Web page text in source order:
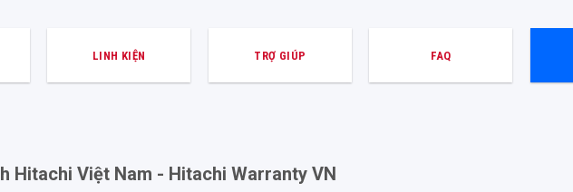
LINH KIỆN TRỢ GIÚP FAQ
Hitachi Việt Nam - Hitachi Warranty VN